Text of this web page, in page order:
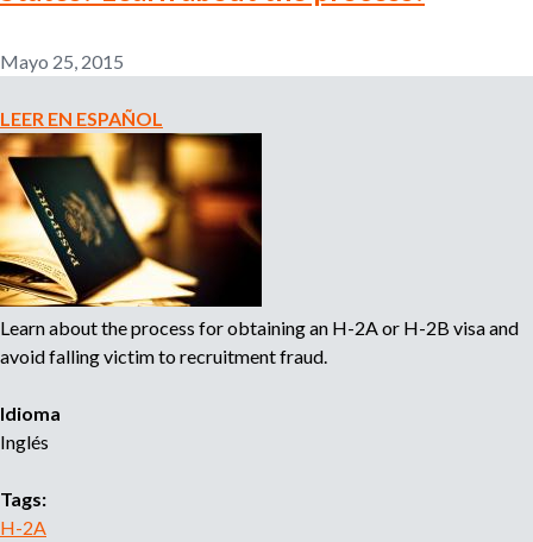
r
i
o
d
e
b
s
q
e
m
l
e
d
o
,
r
e
c
Mayo 25, 2015
LEER EN ESPAÑOL
Learn about the process for obtaining an H-2A or H-2B visa and
avoid falling victim to recruitment fraud.
Idioma
Inglés
Tags:
H-2A